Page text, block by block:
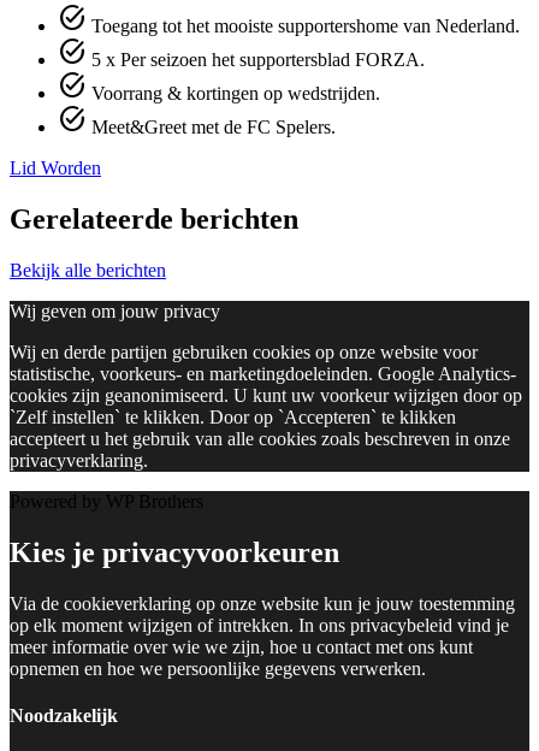
task_alt Toegang tot het mooiste supportershome van Nederland.
task_alt 5 x Per seizoen het supportersblad FORZA.
task_alt Voorrang & kortingen op wedstrijden.
task_alt Meet&Greet met de FC Spelers.
Lid Worden
Gerelateerde berichten
Bekijk alle berichten
Wij geven om jouw privacy
Wij en derde partijen gebruiken cookies op onze website voor
statistische, voorkeurs- en marketingdoeleinden. Google Analytics-
cookies zijn geanonimiseerd. U kunt uw voorkeur wijzigen door op
`Zelf instellen` te klikken. Door op `Accepteren` te klikken
accepteert u het gebruik van alle cookies zoals beschreven in onze
privacyverklaring.
Powered by WP Brothers
Kies je privacyvoorkeuren
Via de cookieverklaring op onze website kun je jouw toestemming
op elk moment wijzigen of intrekken. In ons privacybeleid vind je
meer informatie over wie we zijn, hoe u contact met ons kunt
opnemen en hoe we persoonlijke gegevens verwerken.
Noodzakelijk